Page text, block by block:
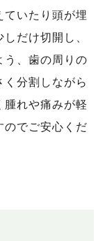
ていたり頭が埋
だけ切開し、
う、歯の周りの
分割しながら
腫れや痛みが軽
のでご安心くだ